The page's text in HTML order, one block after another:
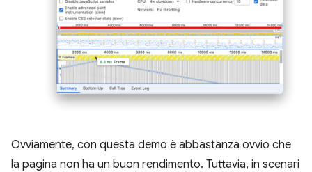
Ovviamente, con questa demo è abbastanza ovvio che
la pagina non ha un buon rendimento. Tuttavia, in scenari